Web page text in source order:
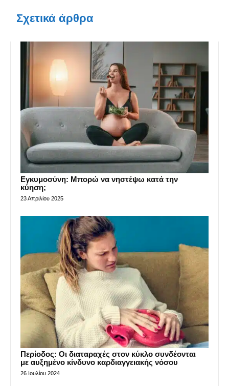
Σχετικά άρθρα
Εγκυμοσύνη: Μπορώ να νηστέψω κατά την
κύηση;
23 Απριλίου 2025
Περίοδος: Οι διαταραχές στον κύκλο συνδέονται
με αυξημένο κίνδυνο καρδιαγγειακής νόσου
26 Ιουλίου 2024